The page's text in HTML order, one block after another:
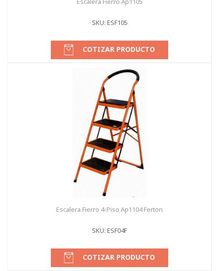
SKU: ESF105
COTIZAR PRODUCTO
Escalera Fierro 4-Piso Ap1104 Ferton
SKU: ESF04F
COTIZAR PRODUCTO